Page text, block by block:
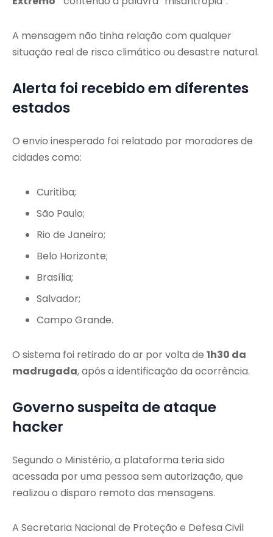
A mensagem não tinha relação com qualquer
situação real de risco climático ou desastre natural.
Alerta foi recebido em diferentes
estados
O envio inesperado foi relatado por moradores de
cidades como:
Curitiba;
São Paulo;
Rio de Janeiro;
Belo Horizonte;
Brasília;
Salvador;
Campo Grande.
O sistema foi retirado do ar por volta de 1h30 da
madrugada, após a identificação da ocorrência.
Governo suspeita de ataque
hacker
Segundo o Ministério, a plataforma teria sido
acessada por uma pessoa sem autorização, que
realizou o disparo remoto das mensagens.
A Secretaria Nacional de Proteção e Defesa Civil